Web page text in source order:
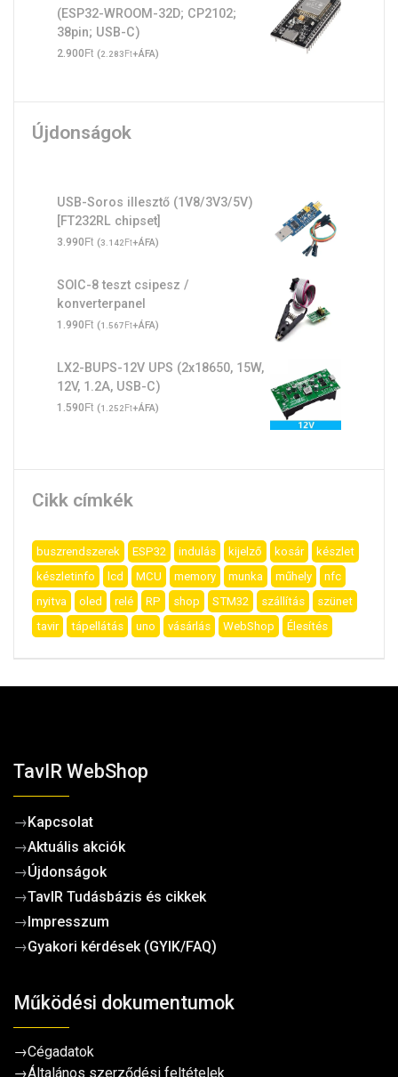
(ESP32-WROOM-32D; CP2102;
38pin; USB-C)
2.900Ft (2.283Ft+ÁFA)
Újdonságok
USB-Soros illesztő (1V8/3V3/5V)
[FT232RL chipset]
3.990Ft (3.142Ft+ÁFA)
SOIC-8 teszt csipesz /
konverterpanel
1.990Ft (1.567Ft+ÁFA)
LX2-BUPS-12V UPS (2x18650, 15W,
12V, 1.2A, USB-C)
1.590Ft (1.252Ft+ÁFA)
Cikk címkék
buszrendszerek ESP32 indulás kijelző kosár
készlet
készletinfo
lcd MCU memory munka műhely
nfc
nyitva
oled relé RP shop STM32 szállítás
szünet
tavir
tápellátás uno vásárlás WebShop Élesítés
TavIR WebShop
→Kapcsolat
→Aktuális akciók
→Újdonságok
→TavIR Tudásbázis és cikkek
→ Impresszum
→Gyakori kérdések (GYIK/FAQ)
Működési dokumentumok
→Cégadatok
→Általános szerződési feltételek